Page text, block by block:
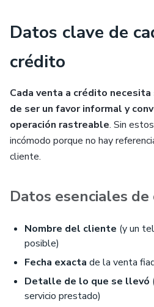
Datos clave de
crédito
Cada venta a crédito
de ser un favor informal y
operación rastreable. Sin
incómodo porque no hay
cliente.
Datos esenciales de
Nombre del cliente (y un
posible)
Fecha exacta de la venta
Detalle de lo que se llevó
servicio prestado)